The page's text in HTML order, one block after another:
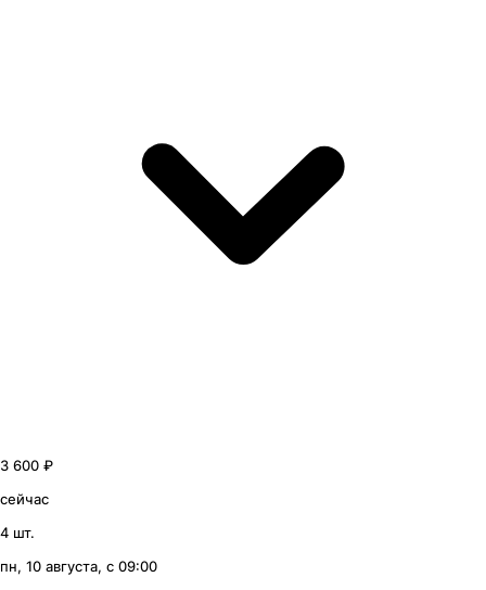
3 600 ₽
сейчас
4 шт.
пн, 10 августа, с 09:00